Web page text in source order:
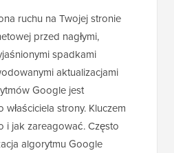
ruchu na Twojej stronie
przed nagłymi,
spadkami
aktualizacjami
Google jest
strony. Kluczem
i jak zareagować. Często
algorytmu Google